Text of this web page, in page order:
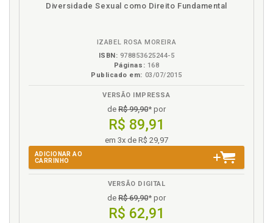
Tutela jurisdicional. Exemplos de tutela jurisdicional
da liberdade de ex-pressão, p. 48
Verdade. Liberdade de expressão como meio de
conceber a verdade, p. 26
Diversidade Sexual como Direito Fundamental
IZABEL ROSA MOREIRA
ISBN: 978853625244-5
Páginas: 168
Publicado em: 03/07/2015
VERSÃO IMPRESSA
de R$ 99,90* por
R$ 89,91
em 3x de R$ 29,97
ADICIONAR AO
CARRINHO
VERSÃO DIGITAL
de R$ 69,90* por
R$ 62,91